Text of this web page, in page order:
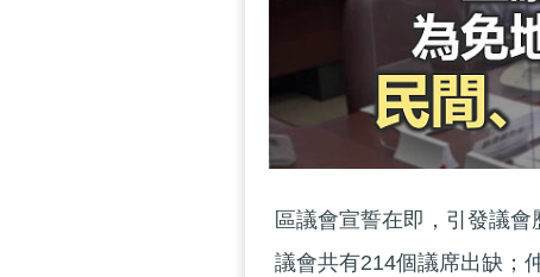
區議會宣誓在即，引發議
議會共有214個議席出缺；